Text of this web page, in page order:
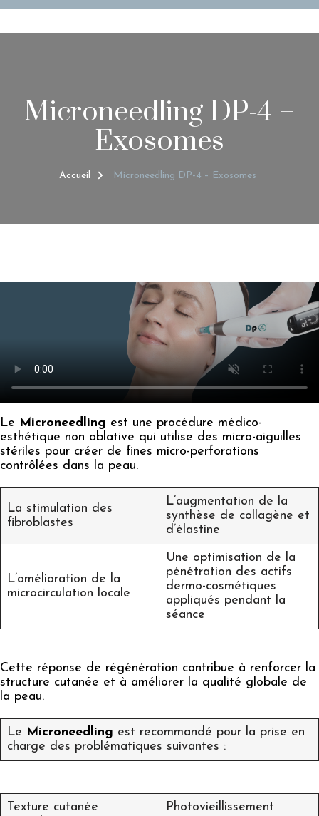
Microneedling DP-4 –
Exosomes
Accueil Microneedling DP-4 – Exosomes
Le Microneedling est une procédure médico-
esthétique non ablative qui utilise des micro-aiguilles
stériles pour créer de fines micro-perforations
contrôlées dans la peau.
La stimulation des
fibroblastes
L’augmentation de la
synthèse de collagène et
d’élastine
L’amélioration de la
microcirculation locale
Une optimisation de la
pénétration des actifs
dermo-cosmétiques
appliqués pendant la
séance
Cette réponse de régénération contribue à renforcer la
structure cutanée et à améliorer la qualité globale de
la peau.
Le Microneedling est recommandé pour la prise en
charge des problématiques suivantes :
Texture cutanée
Photovieillissement